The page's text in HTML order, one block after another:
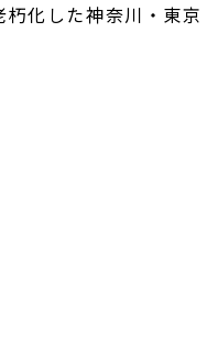
化した神奈川・東京